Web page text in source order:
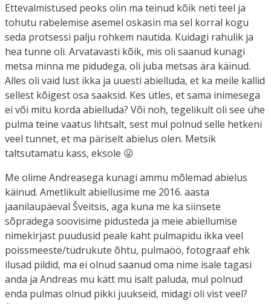
Ettevalmistused peoks olin ma teinud kõik neti teel ja
tohutu rabelemise asemel oskasin ma sel korral kogu
seda protsessi palju rohkem nautida. Kuidagi rahulik ja
hea tunne oli. Arvatavasti kõik, mis oli saanud kunagi
metsa minna me pidudega, oli juba metsas ära käinud.
Alles oli vaid lust ikka ja uuesti abielluda, et ka meile kallid
sellest kõigest osa saaksid. Kes ütles, et sama inimesega
ei või mitu korda abielluda? Või noh, tegelikult oli see ühe
pulma teine vaatus lihtsalt, sest mul polnud selle hetkeni
veel tunnet, et ma päriselt abielus olen. Metsik
taltsutamatu kass, eksole 😛
Me olime Andreasega kunagi ammu mõlemad abielus
käinud. Ametlikult abiellusime me 2016. aasta
jaanilaupäeval Šveitsis, aga kuna me ka siinsete
sõpradega soovisime pidusteda ja meie abiellumise
nimekirjast puudusid peale kaht pulmapidu ikka veel
poissmeeste/tüdrukute õhtu, pulmaöö, fotograaf ehk
ilusad pildid, ma ei olnud saanud oma nime isale tagasi
anda ja Andreas mu kätt mu isalt paluda, mul polnud
enda pulmas olnud pikki juukseid, midagi oli vist veel?